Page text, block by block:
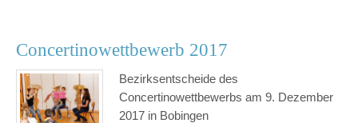
Concertinowettbewerb 2017
Bezirksentscheide des
Concertinowettbewerbs am 9. Dezember
2017 in Bobingen